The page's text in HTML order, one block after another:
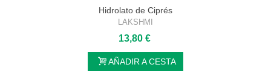
Hidrolato de Ciprés
LAKSHMI
13,80 €
AÑADIR A CESTA